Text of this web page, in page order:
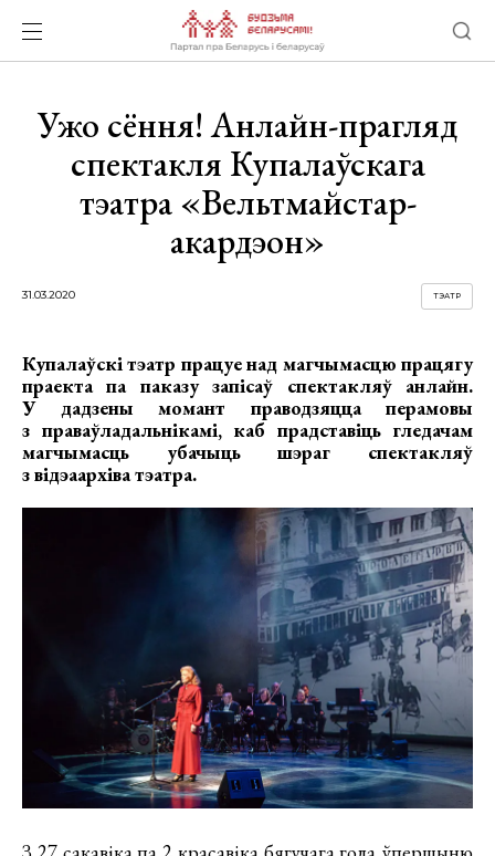
Ужо сёння! Анлайн-прагляд
спектакля Купалаўскага
тэатра «Вельтмайстар-
акардэон»
31.03.2020 ТЭАТР
Купалаўскі тэатр працуе над магчымасцю працягу
праекта па паказу запісаў спектакляў анлайн.
У дадзены момант праводзяцца перамовы
з праваўладальнікамі, каб прадставіць гледачам
магчымасць убачыць шэраг спектакляў
з відэаархіва тэатра.